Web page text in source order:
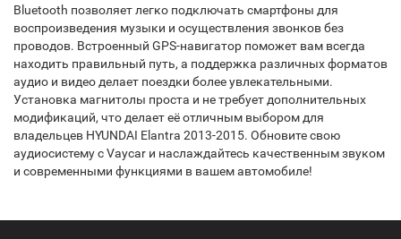
Bluetooth позволяет легко подключать смартфоны для
воспроизведения музыки и осуществления звонков без
проводов. Встроенный GPS-навигатор поможет вам всегда
находить правильный путь, а поддержка различных форматов
аудио и видео делает поездки более увлекательными.
Установка магнитолы проста и не требует дополнительных
модификаций, что делает её отличным выбором для
владельцев HYUNDAI Elantra 2013-2015. Обновите свою
аудиосистему с Vaycar и наслаждайтесь качественным звуком
и современными функциями в вашем автомобиле!